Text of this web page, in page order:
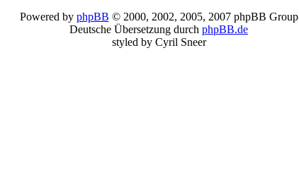
Powered by phpBB © 2000, 2002, 2005, 2007 phpBB Group
Deutsche Übersetzung durch phpBB.de
styled by Cyril Sneer